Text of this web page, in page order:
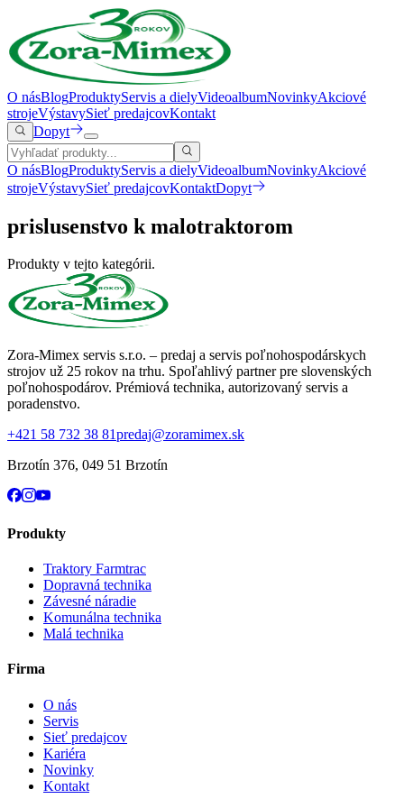
O násBlogProduktyServis a dielyVideoalbumNovinkyAkciové
strojeVýstavySieť predajcovKontakt
Dopyt
O násBlogProduktyServis a dielyVideoalbumNovinkyAkciové
strojeVýstavySieť predajcovKontaktDopyt
prislusenstvo k malotraktorom
Produkty v tejto kategórii.
Zora-Mimex servis s.r.o. – predaj a servis poľnohospodárskych
strojov už 25 rokov na trhu. Spoľahlivý partner pre slovenských
poľnohospodárov. Prémiová technika, autorizovaný servis a
poradenstvo.
+421 58 732 38 81predaj@zoramimex.sk
Brzotín 376, 049 51 Brzotín
Produkty
Traktory Farmtrac
Dopravná technika
Závesné náradie
Komunálna technika
Malá technika
Firma
O nás
Servis
Sieť predajcov
Kariéra
Novinky
Kontakt